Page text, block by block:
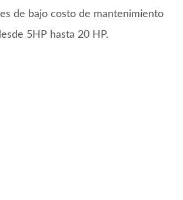
de bajo costo de mantenimiento
5HP hasta 20 HP.